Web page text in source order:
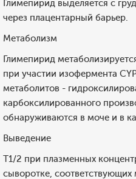
Глимепирид выделяется с
через плацентарный барьер.
Метаболизм
Глимепирид
при участии изофермента
метаболитов -
карбоксилированного
обнаруживаются в моче и в
Выведение
T1/2 при плазменных
сыворотке,